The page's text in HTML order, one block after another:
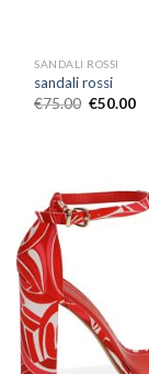
SANDALI ROSSI
sandali rossi
€75.00 €50.00